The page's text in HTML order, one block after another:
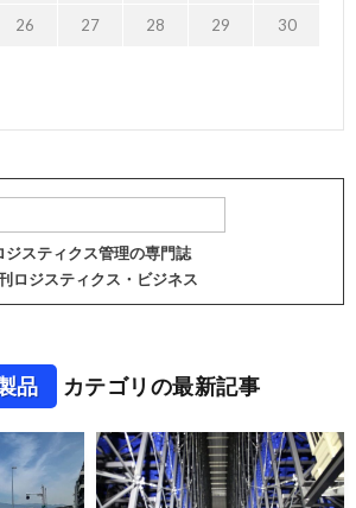
26 27 28 29 30
ジスティクス管理の専門誌
ロジスティクス・ビジネス
品 カテゴリの最新記事